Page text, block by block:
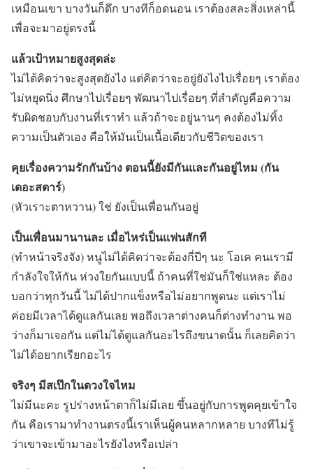
เหมือนเขา บางวันก็ดึก บางทีก็อดนอน เราต้องสละสิ่งเหล่านี้
เพื่อจะมาอยู่ตรงนี้
แล้วเป้าหมายสูงสุดล่ะ
ไม่ได้คิดว่าจะสูงสุดยังไง แต่คิดว่าจะอยู่ยังไงไปเรื่อยๆ เราต้อง
ไม่หยุดนิ่ง ศึกษาไปเรื่อยๆ พัฒนาไปเรื่อยๆ ที่สำคัญคือความ
รับผิดชอบกับงานที่เราทำ แล้วถ้าจะอยู่นานๆ คงต้องไม่ทิ้ง
ความเป็นตัวเอง คือให้มันเป็นเนื้อเดียวกับชีวิตของเรา
คุยเรื่องความรักกันบ้าง ตอนนี้ยังมีกันและกันอยู่ไหม (กัน
เดอะสตาร์)
(หัวเราะตาหวาน) ใช่ ยังเป็นเพื่อนกันอยู่
เป็นเพื่อนมานานละ เมื่อไหร่เป็นแฟนสักที
(ทำหน้าจริงจัง) หนูไม่ได้คิดว่าจะต้องกี่ปีๆ นะ โอเค คนเรามี
กำลังใจให้กัน ห่วงใยกันแบบนี้ ถ้าคนที่ใช่มันก็ใช่แหละ ต้อง
บอกว่าทุกวันนี้ ไม่ได้ปากแข็งหรือไม่อยากพูดนะ แต่เราไม่
ค่อยมีเวลาได้ดูแลกันเลย พอถึงเวลาต่างคนก็ต่างทำงาน พอ
ว่างก็มาเจอกัน แต่ไม่ได้ดูแลกันอะไรถึงขนาดนั้น ก็เลยคิดว่า
ไม่ได้อยากเรียกอะไร
จริงๆ มีสเป๊กในดวงใจไหม
ไม่มีนะคะ รูปร่างหน้าตาก็ไม่มีเลย ขึ้นอยู่กับการพูดคุยเข้าใจ
กัน คือเรามาทำงานตรงนี้เราเห็นผู้คนหลากหลาย บางทีไม่รู้
ว่าเขาจะเข้ามาอะไรยังไงหรือเปล่า